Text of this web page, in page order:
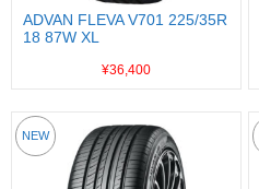
ADVAN FLEVA V701 225/35R
18 87W XL
¥36,400
NEW